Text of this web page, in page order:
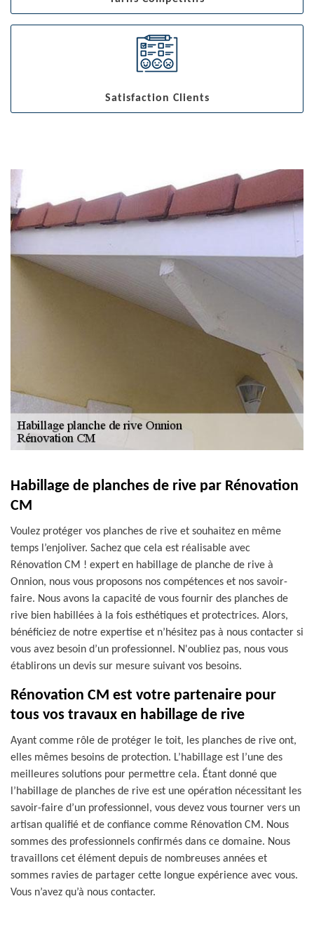
Satisfaction Clients
Habillage de planches de rive par Rénovation
CM
Voulez protéger vos planches de rive et souhaitez en même
temps l’enjoliver. Sachez que cela est réalisable avec
Rénovation CM ! expert en habillage de planche de rive à
Onnion, nous vous proposons nos compétences et nos savoir-
faire. Nous avons la capacité de vous fournir des planches de
rive bien habillées à la fois esthétiques et protectrices. Alors,
bénéficiez de notre expertise et n’hésitez pas à nous contacter si
vous avez besoin d’un professionnel. N'oubliez pas, nous vous
établirons un devis sur mesure suivant vos besoins.
Rénovation CM est votre partenaire pour
tous vos travaux en habillage de rive
Ayant comme rôle de protéger le toit, les planches de rive ont,
elles mêmes besoins de protection. L’habillage est l’une des
meilleures solutions pour permettre cela. Étant donné que
l’habillage de planches de rive est une opération nécessitant les
savoir-faire d’un professionnel, vous devez vous tourner vers un
artisan qualifié et de confiance comme Rénovation CM. Nous
sommes des professionnels confirmés dans ce domaine. Nous
travaillons cet élément depuis de nombreuses années et
sommes ravies de partager cette longue expérience avec vous.
Vous n’avez qu’à nous contacter.